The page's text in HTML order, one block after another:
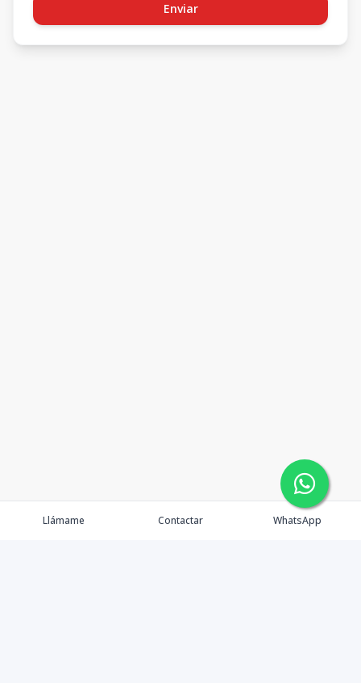
Enviar
Llámame Contactar WhatsApp